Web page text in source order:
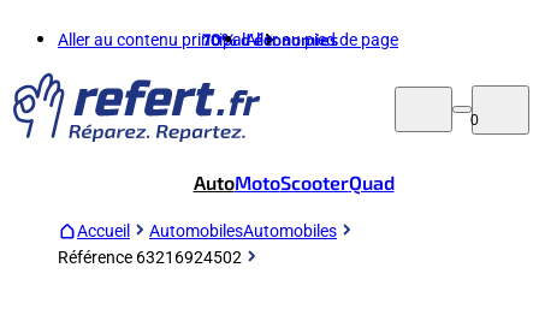
Aller au contenu principalAller au pied de page
70%d'économies
0
AutoMotoScooterQuad
Accueil AutomobilesAutomobiles
Référence 63216924502